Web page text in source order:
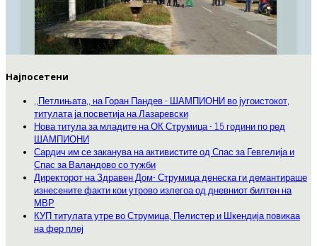
Најпосетени
,,Петлињата,, на Горан Пандев - ШАМПИОНИ во југоистокот,
титулата ја посветија на Лазаревски
Нова титула за младите на ОК Струмица - 15 години по ред
ШАМПИОНИ
Сардич им се заканува на активистите од Спас за Гевгелија и
Спас за Валандово со тужби
Директорот на Здравен Дом- Струмица денеска ги демантираше
изнесените факти кои утрово излегоа од дневниот билтен на
МВР
КУП титулата утре во Струмица, Пелистер и Шкендија повикаа
на фер плеј